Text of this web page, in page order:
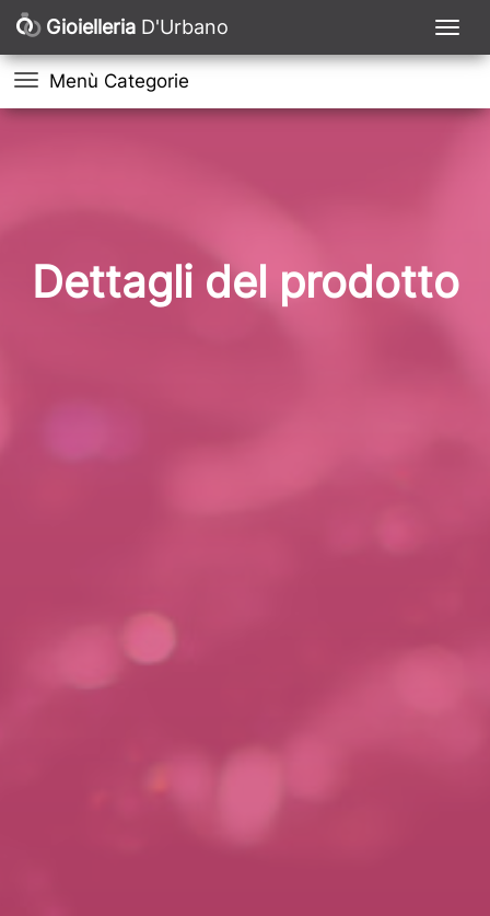
Gioielleria D'Urbano
Menù Categorie
Dettagli del prodotto